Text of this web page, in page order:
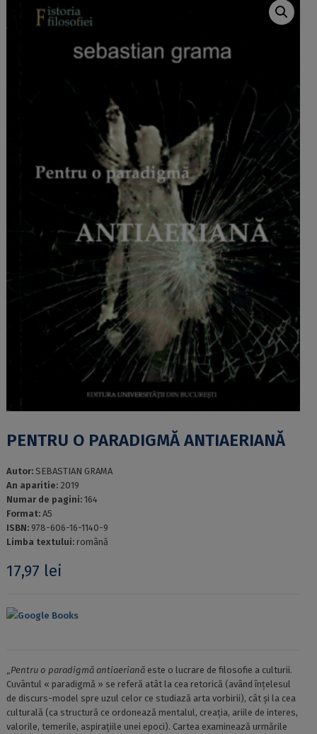
PENTRU O PARADIGMĂ ANTIAERIANĂ
Autor: SEBASTIAN GRAMA
An aparitie: 2019
Numar de pagini: 164
Format: A5
ISBN: 978-606-16-1140-9
Limba textului: română
17,97 lei
Google Books
Pentru o paradigmă antiaerianăeste o lucrare de filosofie a culturii.
Cuvântul « paradigmă » se referă atât la cea retorică (având înţelesul
de discurs-model spre uzul celor ce studiază arta vorbirii), cât şi la cea
culturală (ca structură ce ordonează mentalul, creaţia, ariile de interes,
valorile, temerile, aspiraţiile unei epoci). Cartea examinează urmările